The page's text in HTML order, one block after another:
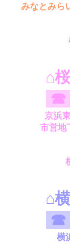
みなとみら
⌂
☎
京浜
市営地
⌂
☎
横